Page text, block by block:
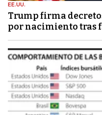
EE.UU.
Trump firma
por nacimiento tras